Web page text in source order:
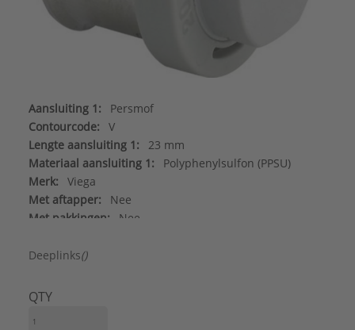
Aansluiting 1:
Persmof
Contourcode:
V
Lengte aansluiting 1:
23 mm
Materiaal aansluiting 1:
Polyphenylsulfon (PPSU)
Merk:
Viega
Met aftapper:
Nee
Met pakkingen:
Nee
Systeemgebonden:
Type:
Serie:
Deeplinks()
QTY